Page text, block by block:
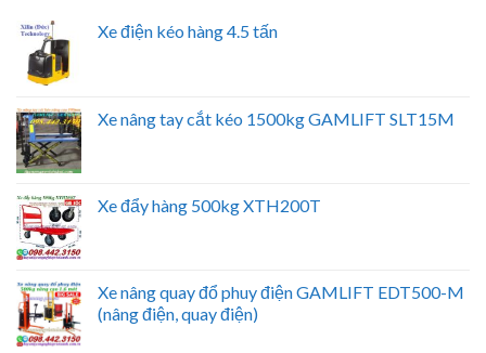
Xe điện kéo hàng 4.5 tấn
Xe nâng tay cắt kéo 1500kg GAMLIFT SLT15M
Xe đẩy hàng 500kg XTH200T
Xe nâng quay đổ phuy điện GAMLIFT EDT500-M
(nâng điện, quay điện)